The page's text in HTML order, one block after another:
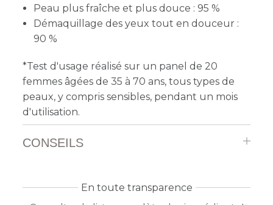
Peau plus fraîche et plus douce : 95 %
Démaquillage des yeux tout en douceur :
90 %
*Test d'usage réalisé sur un panel de 20
femmes âgées de 35 à 70 ans, tous types de
peaux, y compris sensibles, pendant un mois
d'utilisation.
CONSEILS
En toute transparence